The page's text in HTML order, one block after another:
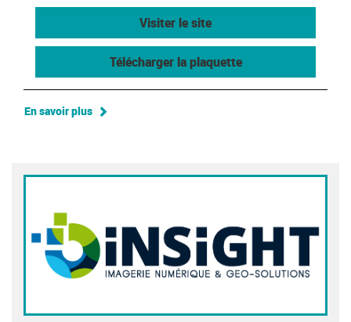
Visiter le site
Télécharger la plaquette
En savoir plus